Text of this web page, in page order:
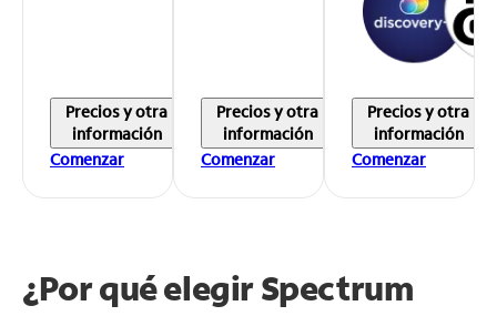
Precios y otra
información
Comenzar
Precios y otra
información
Comenzar
Precios y otra
información
Comenzar
¿Por qué elegir Spectrum